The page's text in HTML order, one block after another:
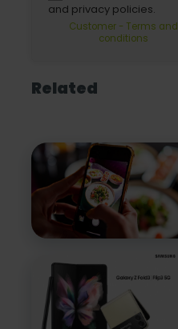
and privacy policies.
Customer - Terms and
conditions
Related